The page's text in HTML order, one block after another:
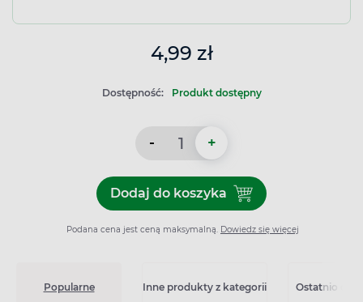
4,99 zł
Dostępność: Produkt dostępny
- +
Dodaj do koszykaDodaj do koszyka Szare
Podana cena jest ceną maksymalną. Dowiedz się więcej
Popularne Inne produkty z kategorii Ostatnio